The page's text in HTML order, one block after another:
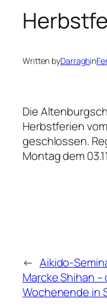
Written byDarraghin
Die
Herbstferien vom
geschlossen.
Montag dem
← Aikido-
Marcke Shihan
Wochenende in